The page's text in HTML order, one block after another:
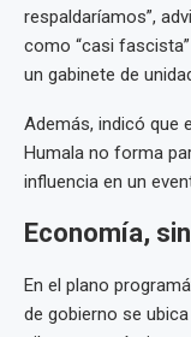
respaldaríamos”,
como “casi
un gabinete de
Además, indicó que
Humala no forma
influencia en un
Economía,
En el plano
de gobierno se